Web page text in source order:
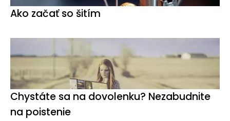
Ako začať so šitím
Chystáte sa na dovolenku? Nezabudnite
na poistenie